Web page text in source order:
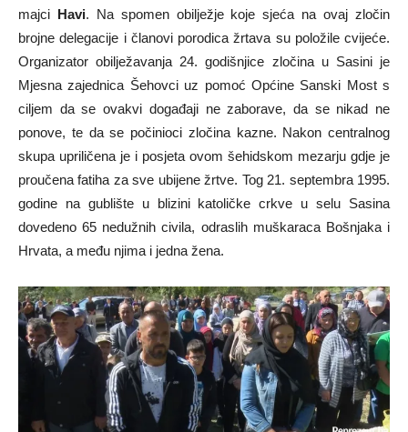
majci Havi. Na spomen obilježje koje sjeća na ovaj zločin
brojne delegacije i članovi porodica žrtava su položile cvijeće.
Organizator obilježavanja 24. godišnjice zločina u Sasini je
Mjesna zajednica Šehovci uz pomoć Općine Sanski Most s
ciljem da se ovakvi događaji ne zaborave, da se nikad ne
ponove, te da se počinioci zločina kazne. Nakon centralnog
skupa upriličena je i posjeta ovom šehidskom mezarju gdje je
proučena fatiha za sve ubijene žrtve. Tog 21. septembra 1995.
godine na gublište u blizini katoličke crkve u selu Sasina
dovedeno 65 nedužnih civila, odraslih muškaraca Bošnjaka i
Hrvata, a među njima i jedna žena.